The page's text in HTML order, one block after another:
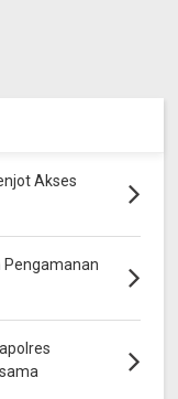
Akses
Pengamanan